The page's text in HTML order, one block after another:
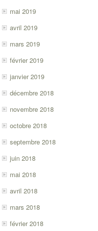
mai 2019
avril 2019
mars 2019
février 2019
janvier 2019
décembre 2018
novembre 2018
octobre 2018
septembre 2018
juin 2018
mai 2018
avril 2018
mars 2018
février 2018